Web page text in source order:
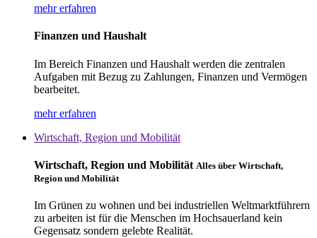
mehr erfahren
Finanzen und Haushalt
Im Bereich Finanzen und Haushalt werden die zentralen
Aufgaben mit Bezug zu Zahlungen, Finanzen und Vermögen
bearbeitet.
mehr erfahren
Wirtschaft, Region und Mobilität
Wirtschaft, Region und Mobilität Alles über Wirtschaft,
Region und Mobilität
Im Grünen zu wohnen und bei industriellen Weltmarktführern
zu arbeiten ist für die Menschen im Hochsauerland kein
Gegensatz sondern gelebte Realität.